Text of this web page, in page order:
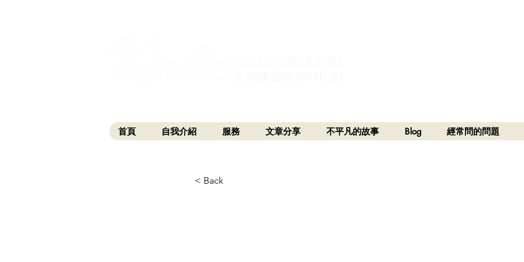
首頁 自我介紹 服務 文章分享 不平凡的故事 Blog 經常問的問題
< Back